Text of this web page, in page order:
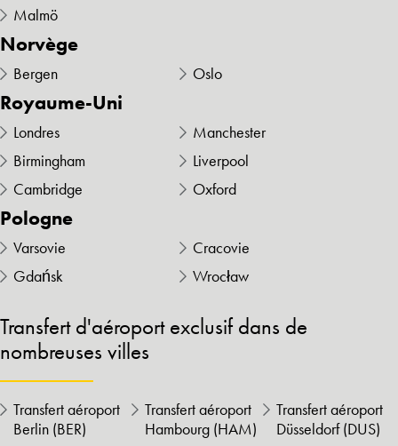
Malmö
Norvège
Bergen Oslo
Royaume-Uni
Londres
Manchester
Birmingham
Liverpool
Cambridge
Oxford
Pologne
Varsovie
Cracovie
Gdańsk
Wrocław
Transfert d'aéroport exclusif dans de
nombreuses villes
Transfert aéroport
Berlin (BER)
Transfert aéroport
Hambourg (HAM)
Transfert aéroport
Düsseldorf (DUS)